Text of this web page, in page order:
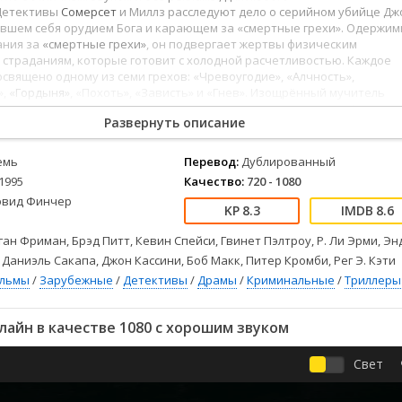
Детские
Драмы
Комедии
Спорт
Триллеры
Ужасы
2022
2021
Зарубежные
Фильмы из соцетей
Сомерсет и Миллз расследуют дело о серийном убийце
себя орудием Бога и карающем за «смертные грехи».
за «смертные грехи», он подвергает жертвы физическим
которые готовит с холодной расчетливостью. Каждое
одному из семи грехов: «Чревоугодие», «Алчность»,
«Гордыня»
на месте преступления лишь название греха, который
хитроумную зацепку-головоломку, позволяющую найти
Развернуть описание
1995
Финчер
Перевод: Дублированный
Качество: 720 - 1080
8.3 8.6
Фриман, Брэд Питт, Кевин Спейси, Гвинет Пэлтроу, Р. Ли Эрми,
Сакапа, Джон Кассини, Боб Макк, Питер Кромби, Рег Э. Кэти
/ Зарубежные /Детективы /Драмы /Криминальные /Триллеры
в качестве 1080 с хорошим звуком
Свет